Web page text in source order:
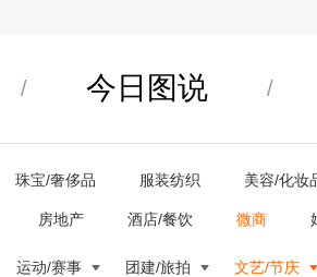
/ 今日图说 /
珠宝/奢侈品 服装纺织 美容/化妆
房地产 酒店/餐饮 微商
运动/赛事 团建/旅拍 文艺/节庆